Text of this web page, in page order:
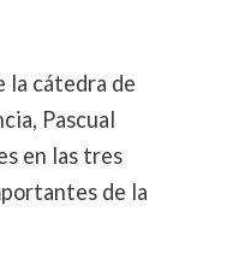
la cátedra de
Pascual
en las tres
de la